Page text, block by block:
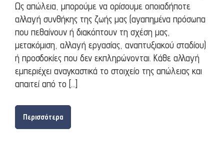
Ως απώλεια, μπορούμε να ορίσουμε οποιαδήποτε
αλλαγή συνθήκης της ζωής μας (αγαπημένα πρόσωπα
που πεθαίνουν ή διακόπτουν τη σχέση μας,
μετακόμιση, αλλαγή εργασίας, αναπτυξιακού σταδίου)
ή προσδοκίες που δεν εκπληρώνονται. Κάθε αλλαγή
εμπεριέχει αναγκαστικά το στοιχείο της απώλειας και
απαιτεί από το […]
Περισσότερα